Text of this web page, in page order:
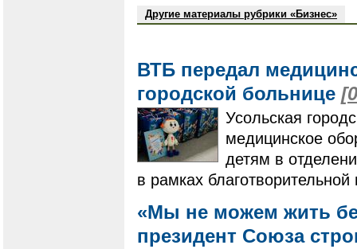
Другие материалы рубрики «Бизнес»
ВТБ передал
городской больнице
Усольская
медицинское
детям в
в рамках
«Мы не можем жить
президент Союза